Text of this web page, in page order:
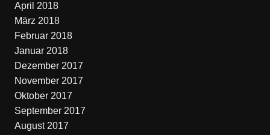
April 2018
März 2018
Februar 2018
Januar 2018
Dezember 2017
November 2017
Oktober 2017
September 2017
August 2017